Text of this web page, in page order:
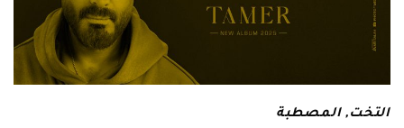
التخت,المصطبة